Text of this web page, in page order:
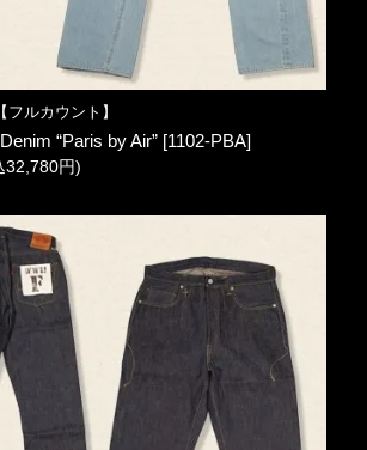
フルカウント】
“Paris by Air” [1102-PBA]
32,780円)